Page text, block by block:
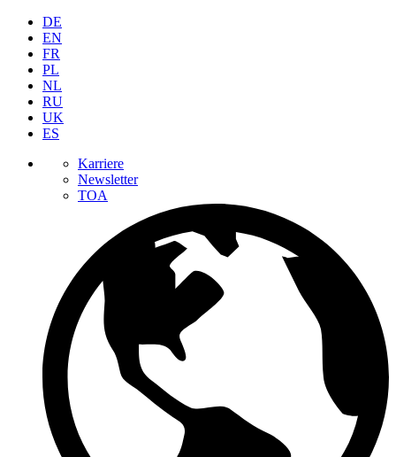
DE
EN
FR
PL
NL
RU
UK
ES
Karriere
Newsletter
TOA